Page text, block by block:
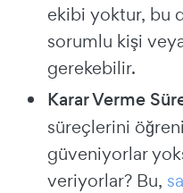
ekibi yoktur, bu
sorumlu kişi
gerekebilir.
Karar Verme
süreçlerini
güveniyorlar
veriyorlar? Bu,